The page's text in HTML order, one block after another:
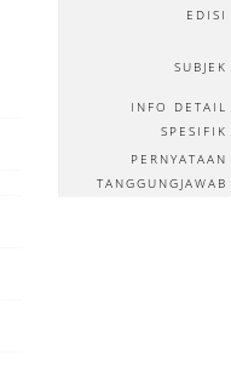
EDISI
SUBJEK
INFO DETAIL
SPESIFIK
PERNYATAAN
TANGGUNGJAWAB